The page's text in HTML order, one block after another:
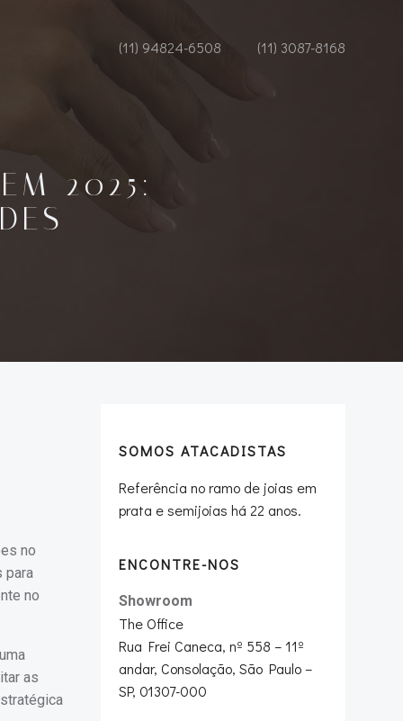
(11) 94824-6508 (11) 3087-8168
2025:
no
para
no
as
SOMOS ATACADISTAS
Referência no ramo de joias em
prata e semijoias há 22 anos.
ENCONTRE-NOS
Showroom
The Office
Rua Frei Caneca, nº 558 – 11º
andar, Consolação, São Paulo –
SP, 01307-000